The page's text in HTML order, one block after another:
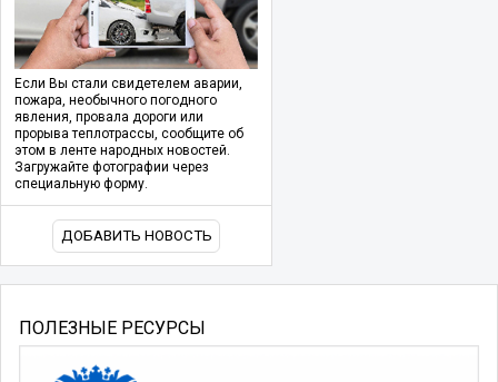
Если Вы стали свидетелем аварии,
пожара, необычного погодного
явления, провала дороги или
прорыва теплотрассы, сообщите об
этом в ленте народных новостей.
Загружайте фотографии через
специальную форму.
ДОБАВИТЬ НОВОСТЬ
ПОЛЕЗНЫЕ РЕСУРСЫ